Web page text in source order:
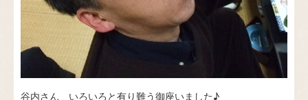
谷内さん いろいろと有り難う御座いました♪